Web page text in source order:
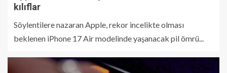
kılıflar
Söylentilere nazaran Apple, rekor incelikte olması
beklenen iPhone 17 Air modelinde yaşanacak pil ömrü...